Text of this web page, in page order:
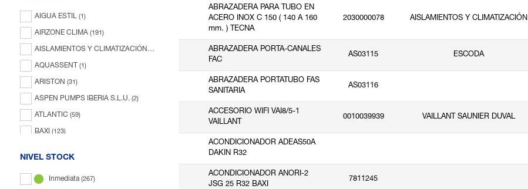
AIGUA ESTIL (1)
AIRZONE CLIMA (191)
AISLAMIENTOS Y CLIMATIZACIÓN (78)
AQUASSENT (1)
ARISTON (31)
ASPEN PUMPS IBERIA S.L.U. (2)
ATLANTIC (59)
BAXI (123)
CATA (4)
NIVEL STOCK
Inmediata (267)
ABRAZADERA PARA TUBO EN
ACERO INOX C 150 ( 140 A 160
mm. ) TECNA
2030000078 AISLAMIENTOS Y CLIMATIZACIÓN
ABRAZADERA PORTA-CANALES
FAC
AS03115 ESCODA
ABRAZADERA PORTATUBO FAS
SANITARIA
AS03116
ACCESORIO WIFI VAI8/5-1
VAILLANT
0010039939 VAILLANT SAUNIER DUVAL
ACONDICIONADOR ADEAS50A
DAKIN R32
ACONDICIONADOR ANORI-2
JSG 25 R32 BAXI
7811245